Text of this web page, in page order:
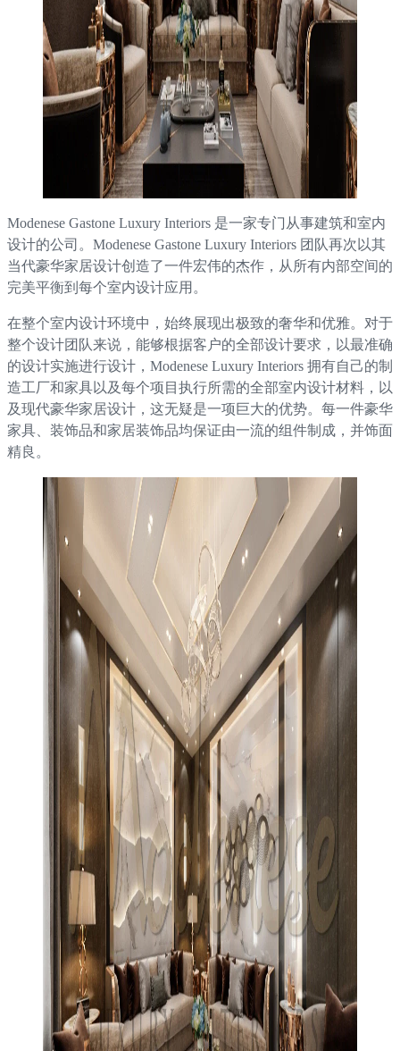
Modenese Gastone Luxury Interiors 是一家专门从事建筑和室内
设计的公司。Modenese Gastone Luxury Interiors 团队再次以其
当代豪华家居设计创造了一件宏伟的杰作，从所有内部空间的
完美平衡到每个室内设计应用。
在整个室内设计环境中，始终展现出极致的奢华和优雅。对于
整个设计团队来说，能够根据客户的全部设计要求，以最准确
的设计实施进行设计，Modenese Luxury Interiors 拥有自己的制
造工厂和家具以及每个项目执行所需的全部室内设计材料，以
及现代豪华家居设计，这无疑是一项巨大的优势。每一件豪华
家具、装饰品和家居装饰品均保证由一流的组件制成，并饰面
精良。